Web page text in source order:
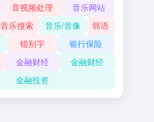
音视频处理
音乐网站
音乐搜索 音乐/音像
韩语
错别字
银行保险
金融财经
金融财经
金融投资